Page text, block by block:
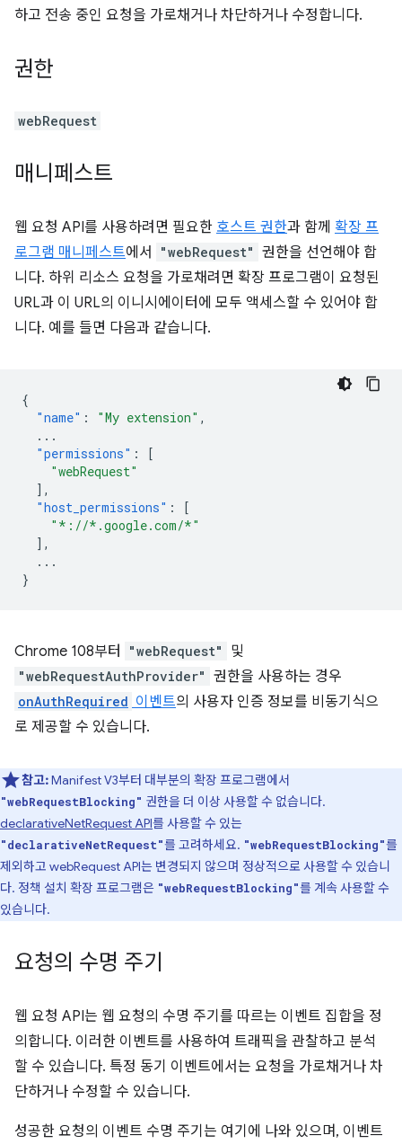
하고 전송 중인 요청을 가로채거나 차단하거나 수정합니다.
권한
webRequest
매니페스트
웹 요청 API를 사용하려면 필요한 호스트 권한과 함께 확장 프
로그램 매니페스트에서 "webRequest" 권한을 선언해야 합
니다. 하위 리소스 요청을 가로채려면 확장 프로그램이 요청된
URL과 이 URL의 이니시에이터에 모두 액세스할 수 있어야 합
니다. 예를 들면 다음과 같습니다.
{
"name" : "My extension" ,
...
"permissions" :
[
"webRequest"
],
"host_permissions" :
[
"*://*.google.com/*"
],
...
}
Chrome 108부터 "webRequest" 및
"webRequestAuthProvider" 권한을 사용하는 경우
onAuthRequired 이벤트의 사용자 인증 정보를 비동기식으
로 제공할 수 있습니다.
참고:Manifest V3부터 대부분의 확장 프로그램에서
"webRequestBlocking" 권한을 더 이상 사용할 수 없습니다.
declarativeNetRequest API를 사용할 수 있는
"declarativeNetRequest"를 고려하세요. "webRequestBlocking"를
제외하고 webRequest API는 변경되지 않으며 정상적으로 사용할 수 있습니
다. 정책 설치 확장 프로그램은 "webRequestBlocking"를 계속 사용할 수
있습니다.
요청의 수명 주기
웹 요청 API는 웹 요청의 수명 주기를 따르는 이벤트 집합을 정
의합니다. 이러한 이벤트를 사용하여 트래픽을 관찰하고 분석
할 수 있습니다. 특정 동기 이벤트에서는 요청을 가로채거나 차
단하거나 수정할 수 있습니다.
성공한 요청의 이벤트 수명 주기는 여기에 나와 있으며, 이벤트